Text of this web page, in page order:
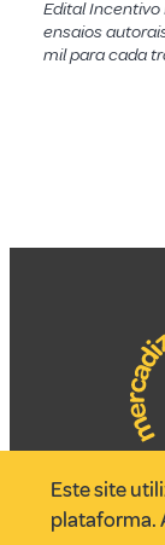
Edital
ensaios
mil para cada
Este site
plataforma.